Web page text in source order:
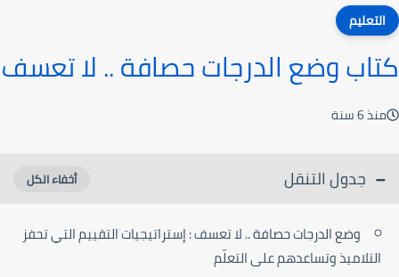
التعليم
كتاب وضع الدرجات حصافة .. لا تعسف
منذ 6 سنة
جدول التنقل
وضع الدرجات حصافة .. لا تعسف : إستراتيجيات التقييم التي تحفز
التلاميذ وتساعدهم على التعلّم